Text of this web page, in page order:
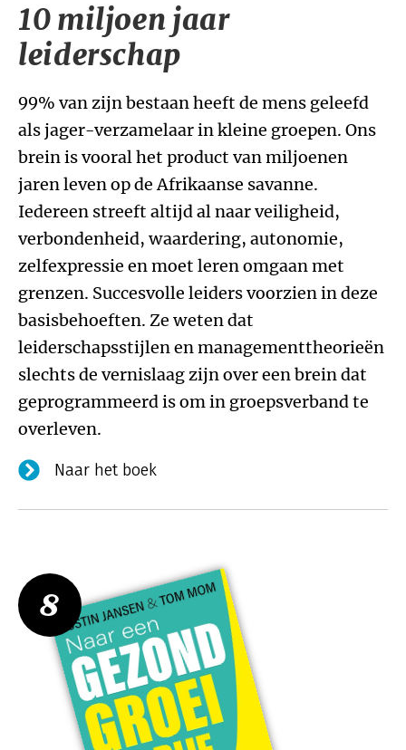
10 miljoen jaar
leiderschap
99% van zijn bestaan heeft de mens geleefd
als jager-verzamelaar in kleine groepen. Ons
brein is vooral het product van miljoenen
jaren leven op de Afrikaanse savanne.
Iedereen streeft altijd al naar veiligheid,
verbondenheid, waardering, autonomie,
zelfexpressie en moet leren omgaan met
grenzen. Succesvolle leiders voorzien in deze
basisbehoeften. Ze weten dat
leiderschapsstijlen en managementtheorieën
slechts de vernislaag zijn over een brein dat
geprogrammeerd is om in groepsverband te
overleven.
Naar het boek
8